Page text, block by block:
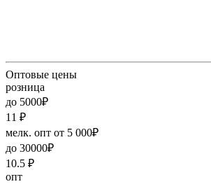
Оптовые цены
розница
до 5000₽
11 ₽
мелк. опт от 5 000₽
до 30000₽
10.5 ₽
опт